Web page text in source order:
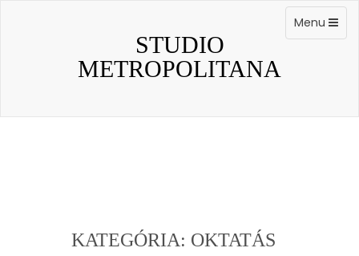
STUDIO
METROPOLITANA
Toggle
navigation
Menu
KATEGÓRIA: OKTATÁS